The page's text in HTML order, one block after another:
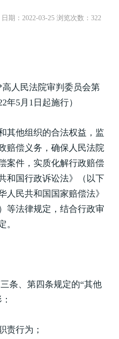
期：2022-03-25 浏览次数：322
人民法院审判委员会第
年5月1日起施行）
他组织的合法权益，监
赔偿义务，确保人民法院
案件，实质化解行政赔偿
和国行政诉讼法》（以下
人民共和国国家赔偿法》
等法律规定，结合行政审
。
、第四条规定的“其他
行为；